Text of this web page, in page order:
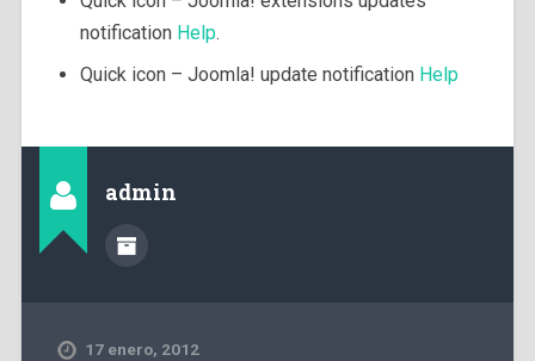
notification Help.
Quick icon – Joomla! update notification Help
admin
17 enero, 2012